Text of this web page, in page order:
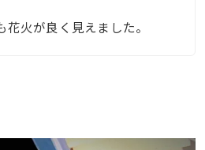
火が良く見えました。